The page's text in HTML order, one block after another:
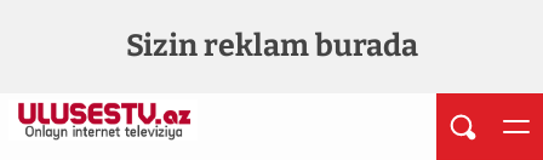
Sizin reklam burada